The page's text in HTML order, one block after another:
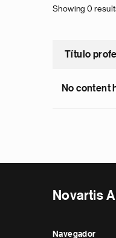
Showing 0
Título
No content
Novartis
Navegador